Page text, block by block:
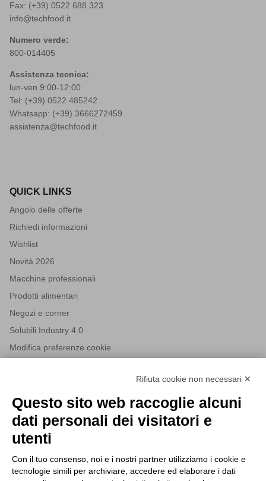
Fax: (+39) 0522 688 323
info@techfood.it
Numero verde:
800-014405
Assistenza tecnica:
lun-ven 9:00-12:00
Tel: (+39) 0522 485242
Whatsapp: (+39) 3666272459
assistenza@techfood.it
QUICK LINKS
Angolo delle offerte
Richiedi informazioni
Wishlist
Novità 2026
Macchine professionali
Prodotti alimentari
Negozi e corner
Solubili Industry 4.0
Modifica preferenze cookie
NEWSLETTER
Iscriviti alla nostra newsletter per rimanere sempre aggiornato
sulle novità del mondo HORECA e per ricevere offerte esclusive.
Rifiuta cookie non necessari ✕
Questo sito web raccoglie alcuni
dati personali dei visitatori e
utenti
Con il tuo consenso, noi e i nostri partner utilizziamo i cookie e
tecnologie simili per archiviare, accedere ed elaborare i dati